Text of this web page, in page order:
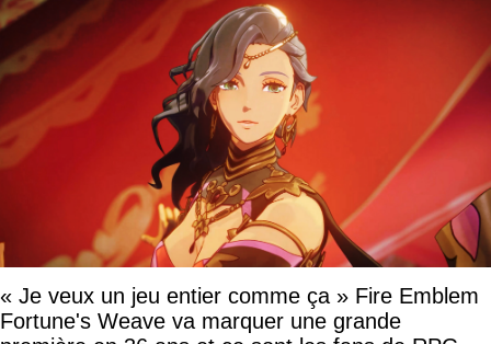
« Je veux un jeu entier comme ça » Fire Emblem
Fortune's Weave va marquer une grande